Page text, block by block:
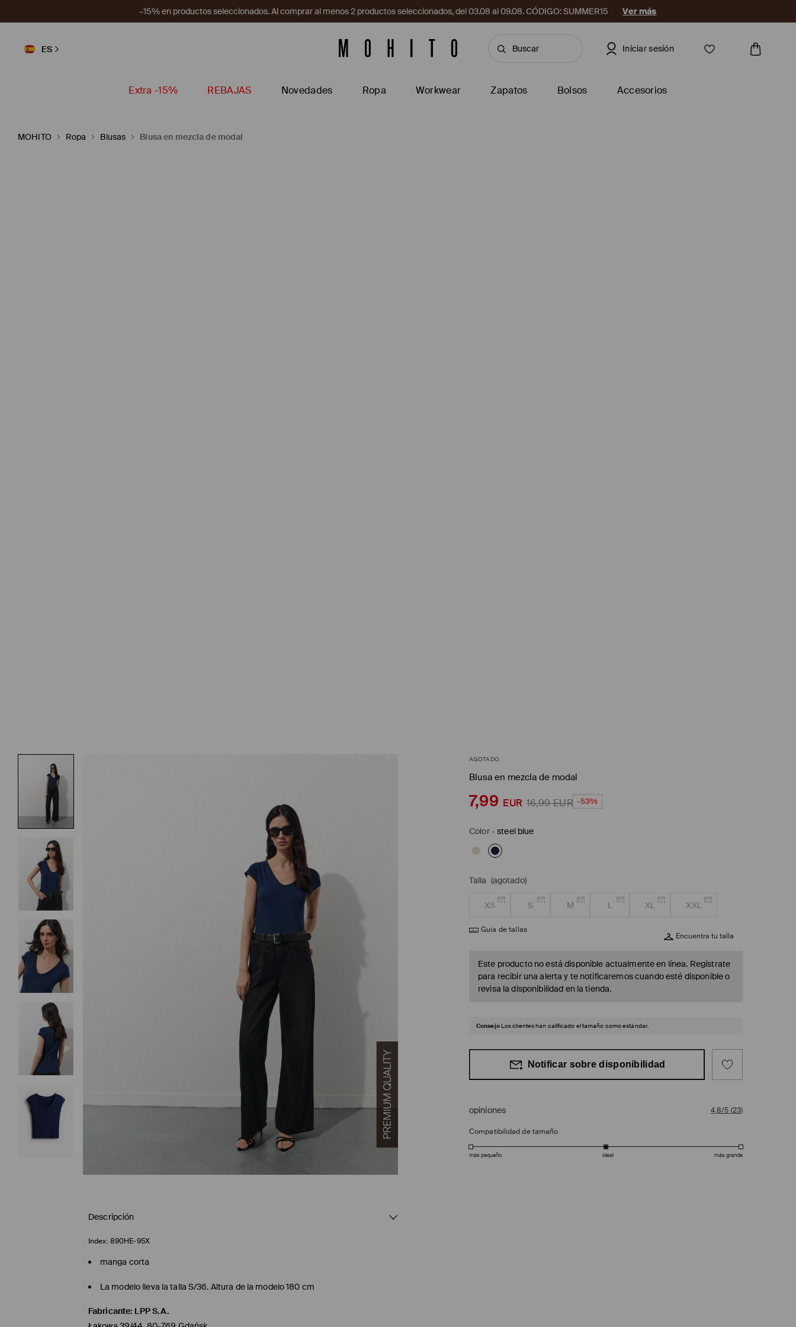
–15% en productos seleccionados. Al comprar al menos 2 productos seleccionados, del 03.08 al 09.08. CÓDIGO: SUMMER15 Ver más
ES Iniciar sesión
Extra -15% REBAJAS Novedades Ropa Workwear Zapatos Bolsos Accesorios
MOHITO Ropa Blusas Blusa en mezcla de modal
AGOTADO
Blusa en mezcla de modal
7,99 EUR 16,99EUR -53%
Color-steel blue
Talla (agotado)
XS S M L XL XXL
Guía de tallas
Encuentra tu talla
Este producto no está disponible actualmente en línea. Regístrate
para recibir una alerta y te notificaremos cuando esté disponible o
revisa la disponibilidad en la tienda.
Consejo Los clientes han calificado el tamaño como estándar.
Notificar sobre disponibilidad
opiniones 4,8/5 (23)
Compatibilidad de tamaño
más pequeño ideal más grande
Descripción
Index: 890HE-95X
manga corta
La modelo lleva la talla S/36. Altura de la modelo 180 cm
Fabricante: LPP S.A.